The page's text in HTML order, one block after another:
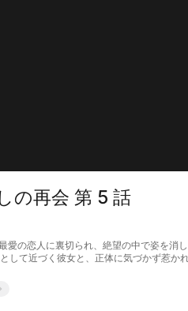
の再会 第 5 話
愛の恋人に裏切られ、絶望の中で姿を
して近づく彼女と、正体に気づかず惹か